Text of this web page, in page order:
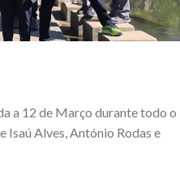
a 12 de Março durante todo o
Isaú Alves, António Rodas e